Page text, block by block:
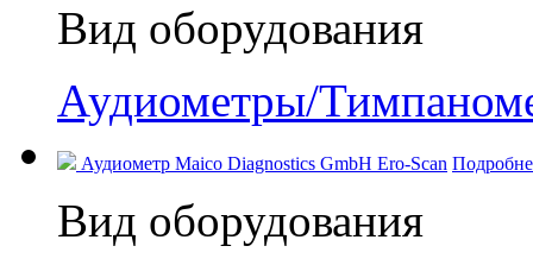
Вид оборудования
Аудиометры/
Аудиометр Maico Diagnostics GmbH Ero-Scan
Вид оборудования